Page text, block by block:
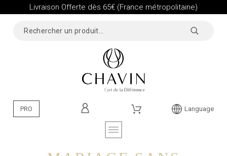
Livraison Offerte dès 65€ (France métropolitaine)
PRO Language